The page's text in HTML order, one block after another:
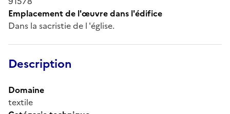
Emplacement de l'œuvre dans l'édifice
Dans la sacristie de l 'église.
Description
Domaine
textile